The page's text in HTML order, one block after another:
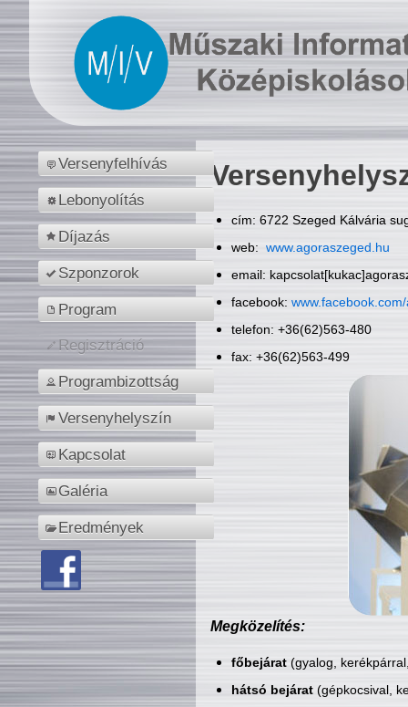
Versenyfelhívás
Lebonyolítás
Díjazás
Szponzorok
Program
Regisztráció
Programbizottság
Versenyhelyszín
Kapcsolat
Galéria
Eredmények
cím: 6722 Szeged Kálvária
web: www.agoraszeged.hu
email:
facebook:
telefon: +36(62)563-480
fax: +36(62)563-499
Megközelítés:
főbejárat(gyalog,
hátsó bejárat(gépkocsival,